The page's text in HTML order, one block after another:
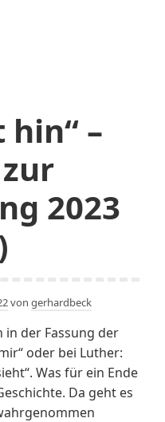
–
2023
von gerhardbeck
in der Fassung der
oder bei Luther:
Was für ein Ende
Da geht es